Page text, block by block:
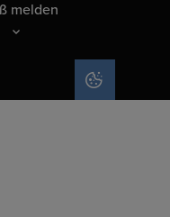
melden
COOKIE-